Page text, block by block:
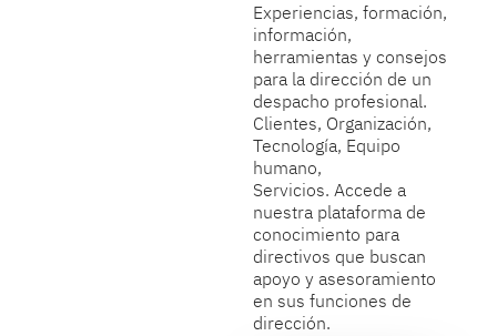
Experiencias, formación,
información,
herramientas y consejos
para la dirección de un
despacho profesional.
Clientes, Organización,
Tecnología, Equipo
humano,
Servicios. Accede a
nuestra plataforma de
conocimiento para
directivos que buscan
apoyo y asesoramiento
en sus funciones de
dirección.